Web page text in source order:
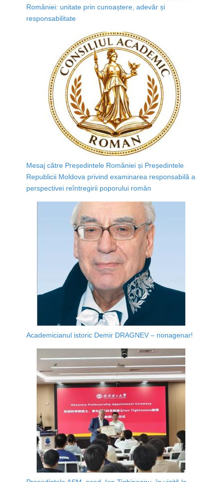
României: unitate prin cunoaștere, adevăr și
responsabilitate
Mesaj către Președintele României și Președintele
Republicii Moldova privind examinarea responsabilă a
perspectivei reîntregirii poporului român
Academicianul istoric Demir DRAGNEV – nonagenar!